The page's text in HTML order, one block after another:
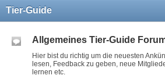
Tier-Guide
Allgemeines Tier-Guide
Hier bist du richtig um die neuesten
lesen, Feedback zu geben, neue
lernen etc.